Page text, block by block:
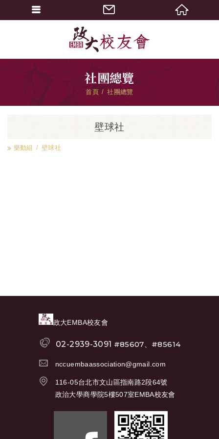
社團總覽
首頁 社團總覽
壁球社
樂動組 壁球社
政大EMBA校友會
02-2939-3091 #85607、#85614
nccuembaassociation@gmail.com
116-05台北市文山區指南路2段64號
政治大學商學院5樓507室EMBA校友會